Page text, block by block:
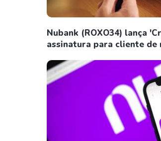
Nubank (ROXO34) lança
assinatura para cliente de